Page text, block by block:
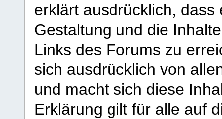
erklärt ausdrücklich,
Gestaltung und die
Links des Forums zu
sich ausdrücklich von
und macht sich diese
Erklärung gilt für alle auf